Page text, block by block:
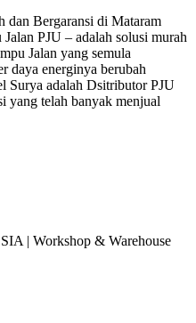
dan Bergaransi di Mataram
PJU – adalah solusi murah
Jalan yang semula
daya energinya berubah
Surya adalah Dsitributor PJU
yang telah banyak menjual
| Workshop & Warehouse